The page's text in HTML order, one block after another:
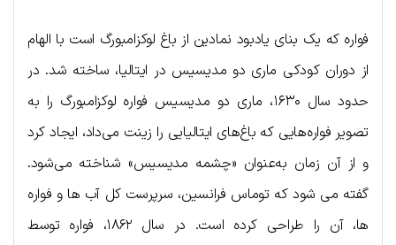
فواره که یک بنای یادبود نمادین از باغ لوکزامبورگ است با الهام
از دوران کودکی ماری دو مدیسیس در ایتالیا، ساخته شد. در
حدود سال ۱۶۳۰، ماری دو مدیسیس فواره لوکزامبورگ را به
تصویر فواره‌هایی که باغ‌های ایتالیایی را زینت می‌داد، ایجاد کرد
و از آن زمان به‌عنوان «چشمه مدیسیس» شناخته می‌شود.
گفته می شود که توماس فرانسین، سرپرست کل آب ها و فواره
ها، آن را طراحی کرده است. در سال ۱۸۶۲، فواره توسط